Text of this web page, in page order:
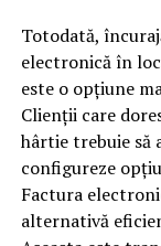
Totodată,
electronică în
este o opțiune
Clienții care
hârtie trebuie să
configureze
Factura
alternativă